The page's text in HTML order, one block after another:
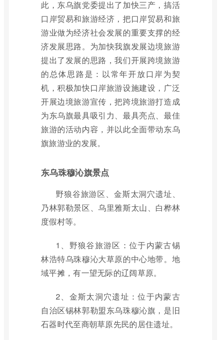
此，东乌旗党委提出了加快三产，搞活
口岸贸易和旅游经济，把口岸贸易和旅
游业做为经济社会发展的重要支撑的经
济发展思路。为加快我旗发展边境旅游
提出了发展的思路，我们开展跨境旅游
的总体思路是：以常年开放口岸为契
机，积极加快口岸旅游设施建设，广泛
开展边境旅游宣传，把跨境旅游打造成
为东乌旗最具吸引力、最具亮点、最佳
旅游的活动内容，并以此全面带动东乌
旗旅游业的发展。
东乌珠穆沁旗景点
野狼谷旅游区、金斯太洞穴遗址、
乃林郭勒景区、乌里雅斯太山、白桦林
度假村等。
1、野狼谷旅游区：位于内蒙古锡
林浩特乌珠穆沁大草原的中心地带。地
域平摊，有一望无际的辽阔草原。
2、金斯太洞穴遗址：位于内蒙古
自治区锡林郭勒盟东乌珠穆沁旗，是旧
石器时代至商朝草原先民的居住遗址。